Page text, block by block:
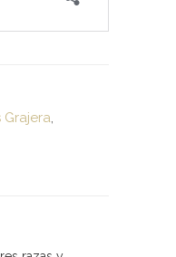
Grajera,